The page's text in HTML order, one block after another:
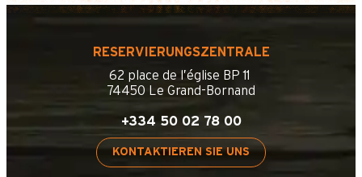
RESERVIERUNGSZENTRALE
62 place de l’église BP 11
74450 Le Grand-Bornand
+334 50 02 78 00
KONTAKTIEREN SIE UNS